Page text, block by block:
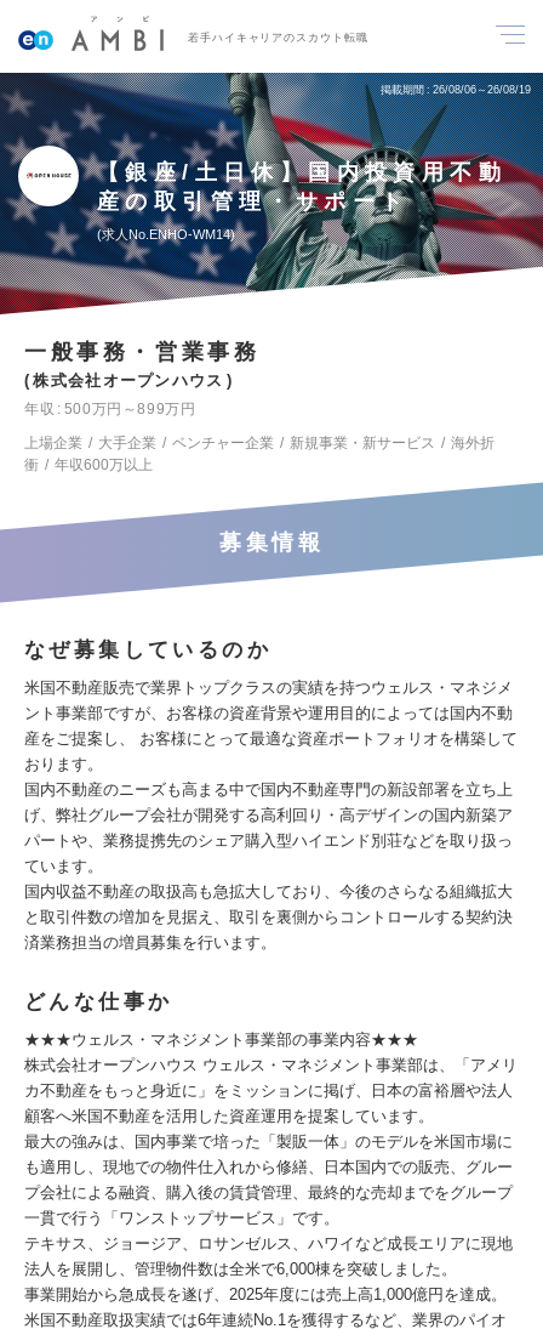
若手ハイキャリアのスカウト転職
掲載期間 26/08/06～26/08/19
【銀座/土日休】国内投資用不動
産の取引管理・サポート
求人No.ENHO-WM14
一般事務・営業事務
株式会社オープンハウス
年収
500万円～899万円
上場企業
大手企業 ベンチャー企業 新規事業・新サービス
海外折
衝
年収600万以上
募集情報
なぜ募集しているのか
米国不動産販売で業界トップクラスの実績を持つウェルス・マネジメ
ント事業部ですが、お客様の資産背景や運用目的によっては国内不動
産をご提案し、 お客様にとって最適な資産ポートフォリオを構築して
おります。
国内不動産のニーズも高まる中で国内不動産専門の新設部署を立ち上
げ、弊社グループ会社が開発する高利回り・高デザインの国内新築ア
パートや、業務提携先のシェア購入型ハイエンド別荘などを取り扱っ
ています。
国内収益不動産の取扱高も急拡大しており、今後のさらなる組織拡大
と取引件数の増加を見据え、取引を裏側からコントロールする契約決
済業務担当の増員募集を行います。
どんな仕事か
★★★ウェルス・マネジメント事業部の事業内容★★★
株式会社オープンハウス ウェルス・マネジメント事業部は、「アメリ
カ不動産をもっと身近に」をミッションに掲げ、日本の富裕層や法人
顧客へ米国不動産を活用した資産運用を提案しています。
最大の強みは、国内事業で培った「製販一体」のモデルを米国市場に
も適用し、現地での物件仕入れから修繕、日本国内での販売、グルー
プ会社による融資、購入後の賃貸管理、最終的な売却までをグループ
一貫で行う「ワンストップサービス」です。
テキサス、ジョージア、ロサンゼルス、ハワイなど成長エリアに現地
法人を展開し、管理物件数は全米で6,000棟を突破しました。
事業開始から急成長を遂げ、2025年度には売上高1,000億円を達成。
米国不動産取扱実績では6年連続No.1を獲得するなど、業界のパイオ